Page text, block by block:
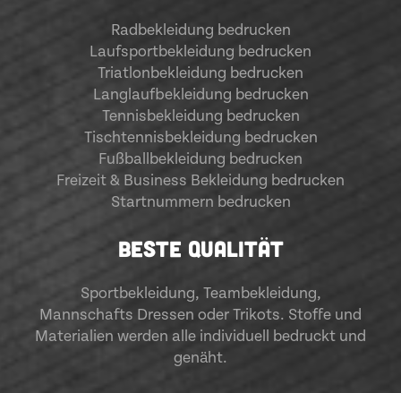
Radbekleidung bedrucken
Laufsportbekleidung bedrucken
Triatlonbekleidung bedrucken
Langlaufbekleidung bedrucken
Tennisbekleidung bedrucken
Tischtennisbekleidung bedrucken
Fußballbekleidung bedrucken
Freizeit & Business Bekleidung bedrucken
Startnummern bedrucken
BESTE QUALITÄT
Sportbekleidung, Teambekleidung,
Mannschafts Dressen oder Trikots. Stoffe und
Materialien werden alle individuell bedruckt und
genäht.